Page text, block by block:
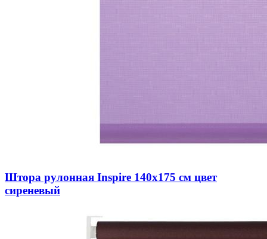
Штора рулонная Inspire 140х175 см цвет
сиреневый